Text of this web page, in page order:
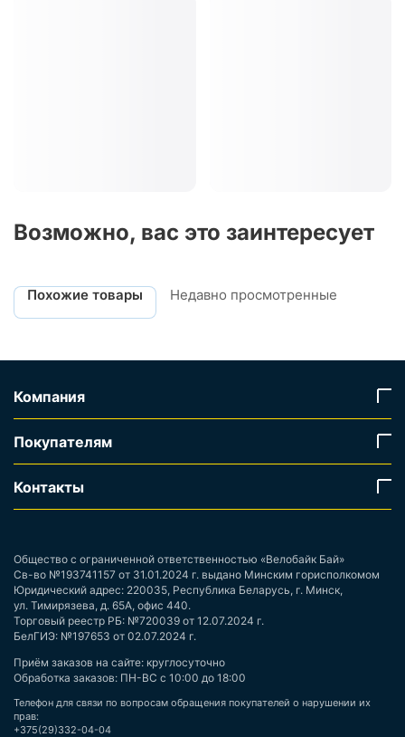
Возможно, вас это заинтересует
Похожие товары Недавно просмотренные
Компания
Покупателям
Контакты
Общество с ограниченной ответственностью «Велобайк Бай»
Св-во №193741157 от 31.01.2024 г. выдано Минским горисполкомом
Юридический адрес: 220035, Республика Беларусь, г. Минск,
ул. Тимирязева, д. 65А, офис 440.
Торговый реестр РБ: №720039 от 12.07.2024 г.
БелГИЭ: №197653 от 02.07.2024 г.
Приём заказов на сайте: круглосуточно
Обработка заказов: ПН-ВС с 10:00 до 18:00
Телефон для связи по вопросам обращения покупателей о нарушении их
прав:
+375(29)332-04-04